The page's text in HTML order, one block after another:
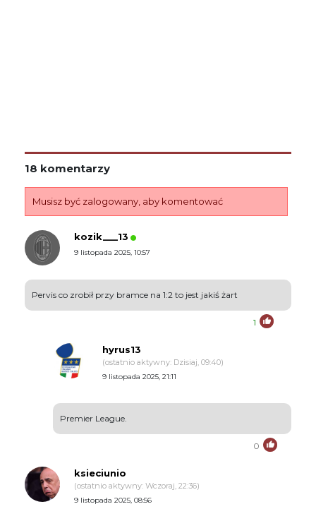
18 komentarzy
Musisz być zalogowany, aby komentować
kozik___13
9 listopada 2025, 10:57
Pervis co zrobił przy bramce na 1:2 to jest jakiś żart
1
hyrus13
(ostatnio aktywny: Dzisiaj, 09:40)
9 listopada 2025, 21:11
Premier League.
0
ksieciunio
(ostatnio aktywny: Wczoraj, 22:36)
9 listopada 2025, 08:56